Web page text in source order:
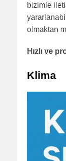
bizimle
olmaktan
Hızlı ve
Klima